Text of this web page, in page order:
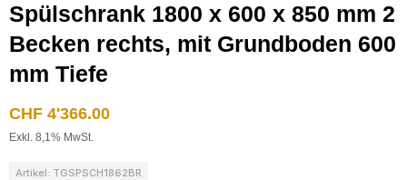
Spülschrank 1800 x 600 x 850 mm 2
Becken rechts, mit Grundboden 600
mm Tiefe
CHF 4'366.00
Exkl. 8,1% MwSt.
Artikel: TGSPSCH1862BR